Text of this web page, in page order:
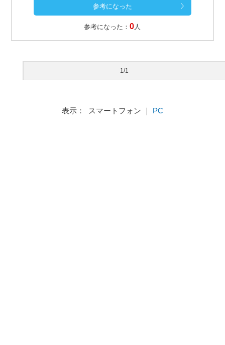
参考になった：0 人
1/1
表示： スマートフォン ｜ PC